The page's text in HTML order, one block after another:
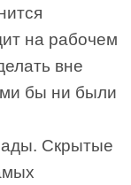
на рабочем
вне
бы ни были
Скрытые